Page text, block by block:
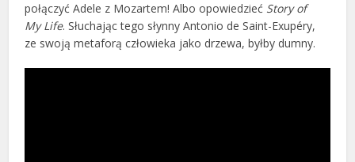
połączyć Adele z Mozartem! Albo opowiedzieć Story of
My Life. Słuchając tego słynny Antonio de Saint-Exupéry,
ze swoją metaforą człowieka jako drzewa, byłby dumny.